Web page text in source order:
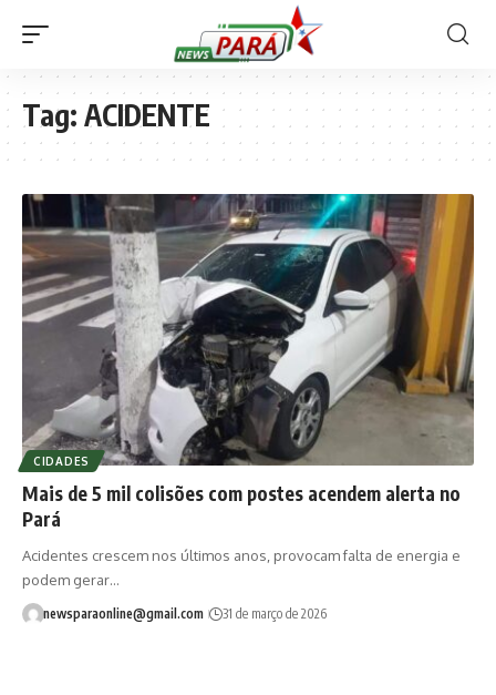
Tag: ACIDENTE
CIDADES
Mais de 5 mil colisões com postes acendem alerta no
Pará
Acidentes crescem nos últimos anos, provocam falta de energia e
podem gerar…
newsparaonline@gmail.com 31 de março de 2026